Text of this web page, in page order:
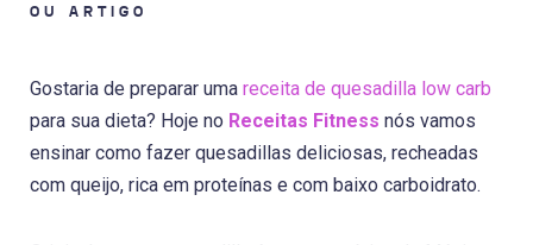
OU ARTIGO
Gostaria de preparar uma receita de quesadilla low carb
para sua dieta? Hoje no Receitas Fitness nós vamos
ensinar como fazer quesadillas deliciosas, recheadas
com queijo, rica em proteínas e com baixo carboidrato.